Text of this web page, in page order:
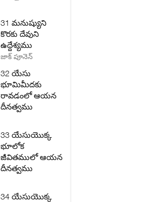
31 మనుష్యుని
కొరకు దేవుని
ఉద్దేశ్యము
జాక్ పూనెన్
32 యేసు
భూమిమీదకు
రావడంలో ఆయన
దీనత్వము
33 యేసుయొక్క
భూలోక
జీవితములో ఆయన
దీనత్వము
34 యేసుయొక్క